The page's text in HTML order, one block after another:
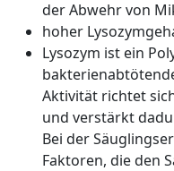
der Abwehr von
hoher
Lysozym ist ein
Aktivität richtet
und verstärkt
Bei der
Faktoren, die den